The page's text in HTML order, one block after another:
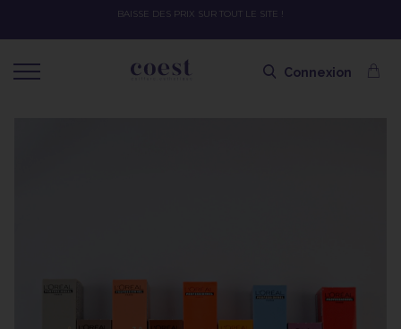
OFFRE SPÉCIALE SOLAIRE SKEYMZEE ! SOIN HYDRATANT + SPRAY +
Connexion